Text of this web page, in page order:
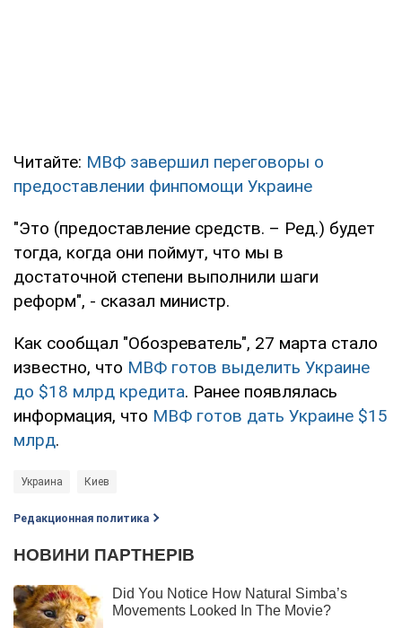
Читайте: МВФ завершил переговоры о
предоставлении финпомощи Украине
"Это (предоставление средств. – Ред.) будет
тогда, когда они поймут, что мы в
достаточной степени выполнили шаги
реформ", - сказал министр.
Как сообщал "Обозреватель", 27 марта стало
известно, что МВФ готов выделить Украине
до $18 млрд кредита. Ранее появлялась
информация, что МВФ готов дать Украине $15
млрд.
Украина Киев
Редакционная политика